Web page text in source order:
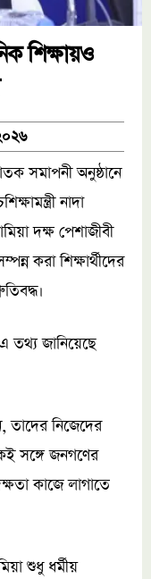
শিক্ষায়ও
সমাপনী অনুষ্ঠানে
নাদা
দক্ষ পেশাজীবী
করা শিক্ষার্থীদের
তথ্য জানিয়েছে
তাদের নিজেদের
সঙ্গে জনগণের
কাজে লাগাতে
শুধু ধর্মীয়